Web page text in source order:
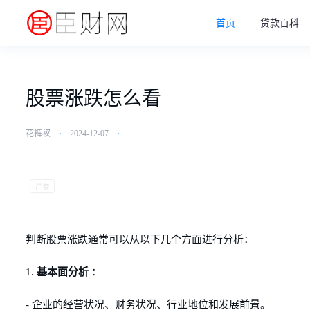
首页 贷款百科
股票涨跌怎么看
花裤衩 ⋅ 2024-12-07 ⋅
判断股票涨跌通常可以从以下几个方面进行分析：
1. 基本面分析 ：
- 企业的经营状况、财务状况、行业地位和发展前景。